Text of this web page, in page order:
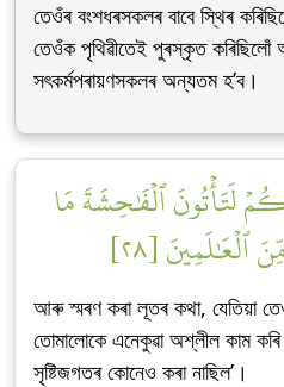
তেওঁৰ বংশধৰসকলৰ বাবে স্থিৰ
তেওঁক পৃথিৱীতেই পুৰস্কৃত
সৎকৰ্মপৰায়ণসকলৰ অন্যতম হ’ব।
لَتَأۡتُونَ ٱلۡفَٰحِشَةَ مَا
[٢٨]
আৰু স্মৰণ কৰা লূতৰ কথা, যেতিয়া
তোমালোকে এনেকুৱা অশ্লীল কাম
সৃষ্টিজগতৰ কোনেও কৰা নাছিল’।